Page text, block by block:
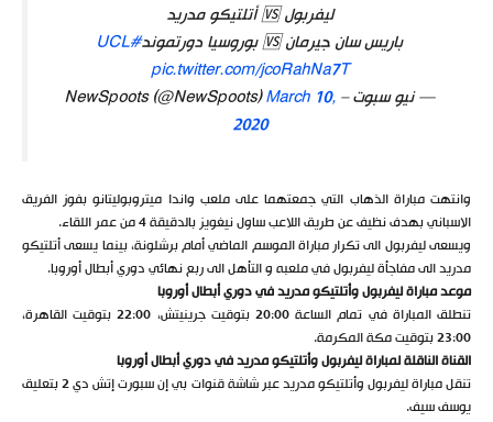
ليفربول 🆚 أتلتيكو مدريد
باريس سان جيرمان 🆚 بوروسيا دورتموند
#UCL
pic.twitter.com/jcoRahNa7T
— نيو سبوت – NewSpoots (@NewSpoots)March 10,
2020
وانتهت مباراة الذهاب التي جمعتهما على ملعب واندا ميتروبوليتانو بفوز الفريق
الاسباني بهدف نظيف عن طريق اللاعب ساول نيغويز بالدقيقة 4 من عمر اللقاء.
ويسعى ليفربول الى تكرار مباراة الموسم الماضي أمام برشلونة، بينما يسعى أتلتيكو
مدريد الى مفاجأة ليفربول في ملعبه و التأهل الى ربع نهائي دوري أبطال أوروبا.
موعد مباراة ليفربول وأتلتيكو مدريد في دوري أبطال أوروبا
تنطلق المباراة في تمام الساعة 20:00 بتوقيت جرينيتش، 22:00 بتوقيت القاهرة،
23:00 بتوقيت مكة المكرمة.
القناة الناقلة لمباراة ليفربول وأتلتيكو مدريد في دوري أبطال أوروبا
تنقل مباراة ليفربول وأتلتيكو مدريد عبر شاشة قنوات بي إن سبورت إتش دي 2 بتعليق
يوسف سيف.